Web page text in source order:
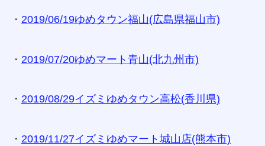
・ 2019/06/19ゆめタウン福山(広島県福山市)
・ 2019/07/20ゆめマート青山(北九州市)
・ 2019/08/29イズミゆめタウン高松(香川県)
・ 2019/11/27イズミゆめマート城山店(熊本市)